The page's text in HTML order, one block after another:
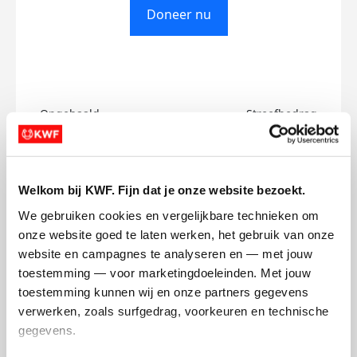
Welkom bij KWF. Fijn dat je onze website bezoekt.
We gebruiken cookies en vergelijkbare technieken om
onze website goed te laten werken, het gebruik van onze
website en campagnes te analyseren en — met jouw
toestemming — voor marketingdoeleinden. Met jouw
toestemming kunnen wij en onze partners gegevens
verwerken, zoals surfgedrag, voorkeuren en technische
gegevens.
Doneer nu
Opgehaald
€0
Streefbedrag
€500
Joep's badges